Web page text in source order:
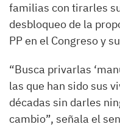
familias con tirarles
desbloqueo de la
PP en el Congreso y
“Busca privarlas
las que han sido sus
décadas sin darles
cambio”, señala el